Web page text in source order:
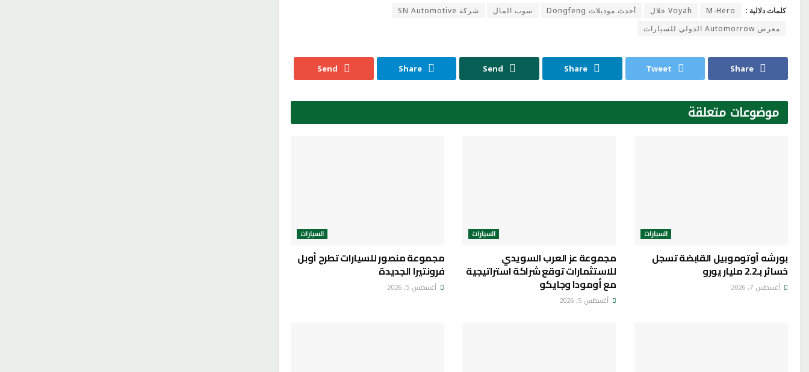
كلمات دلالية : M-Hero Voyah خلال أحدث موديلات Dongfeng سوب المال
شركة SN Automotive
معرض Automorrow الدولي للسيارات
Share
Tweet
Share
Send
Share
Send
موضوعات متعلقة
السيارات
بورشه أوتوموبيل القابضة تسجل
خسائر بـ2.2 مليار يورو
أغسطس 7, 2026
السيارات
مجموعة عز العرب السويدي
للاستثمارات توقع شراكة استراتيجية
مع أومودا وجايكو
أغسطس 5, 2026
السيارات
مجموعة منصور للسيارات تطرح أوبل
فرونتيرا الجديدة
أغسطس 5, 2026